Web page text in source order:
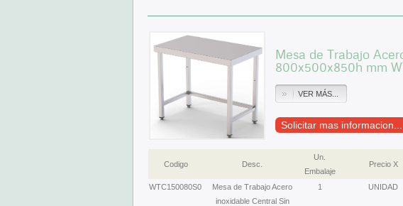
Mesa de Trabajo
800x500x850h mm
VER MÁS...
Solicitar mas informacion...
Codigo Desc.
Un.
Embalaje
Precio X
WTC150080S0
Mesa de Trabajo Acero
inoxidable Central Sin
1 UNIDAD